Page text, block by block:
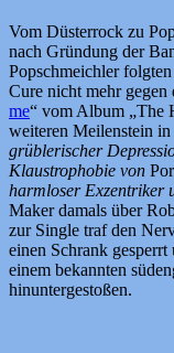
Vom Düsterrock zu
nach Gründung der
Popschmeichler
Cure nicht mehr
me“ vom Album „The
weiteren Meilenstein
grüblerischer
Klaustrophobie von
harmloser Exzentriker
Maker damals über
zur Single traf den
einen Schrank
einem bekannten
hinuntergestoßen.